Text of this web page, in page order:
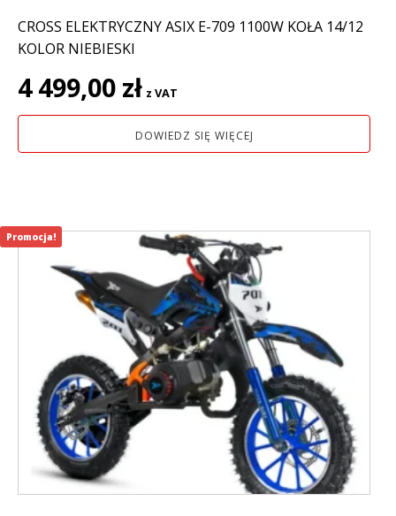
CROSS ELEKTRYCZNY ASIX E-709 1100W KOŁA 14/12
KOLOR NIEBIESKI
4 499,00 zł z VAT
DOWIEDZ SIĘ WIĘCEJ
Promocja!